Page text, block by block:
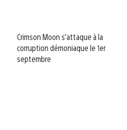
Crimson Moon s’attaque à la
corruption démoniaque le 1er
septembre